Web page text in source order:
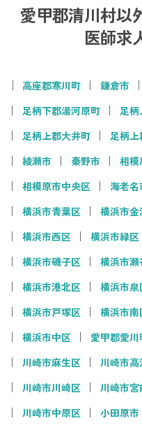
愛甲郡清川村以
医師求
高座郡寒川町 鎌倉市
足柄下郡湯河原町
足柄
足柄上郡大井町
足柄
綾瀬市
秦野市 相模
相模原市中央区
海老名
横浜市青葉区
横浜市金
横浜市西区
横浜市緑区
横浜市磯子区
横浜市瀬
横浜市港北区
横浜市泉
横浜市戸塚区
横浜市南
横浜市中区
愛甲郡愛川
川崎市麻生区
川崎市高
川崎市川崎区
川崎市宮
川崎市中原区
小田原市